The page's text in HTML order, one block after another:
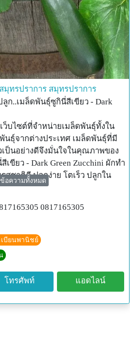
มุทรปราการ สมุทรปราการ
ก..เมล็ดพันธุ์ซูกินี่สีเขียว - Dark
เว็บไซต์ที่จำหน่ายเมล็ดพันธุ์ทั้งใน
นธุ์จากต่างประเทศ เมล็ดพันธุ์ที่มี
ป็นอย่างดีจึงมั่นใจในคุณภาพของ
ขียว - Dark Green Zucchini ผักทำ
สชาติดี ปลูกง่าย โตเร็ว ปลูกใน
หมาะกับสภาพอากาศทุกภาคคัด
(ใส่ @ จ้า)
งใต้เลยจ้า
งค์ข้างใต้เลยจ้า
thailandseedshop/messages
Ems 40 ค่ะ
อความทั้งหมด
0817165305
บียนพานิชย์
โทรศัพท์ แอดไลน์